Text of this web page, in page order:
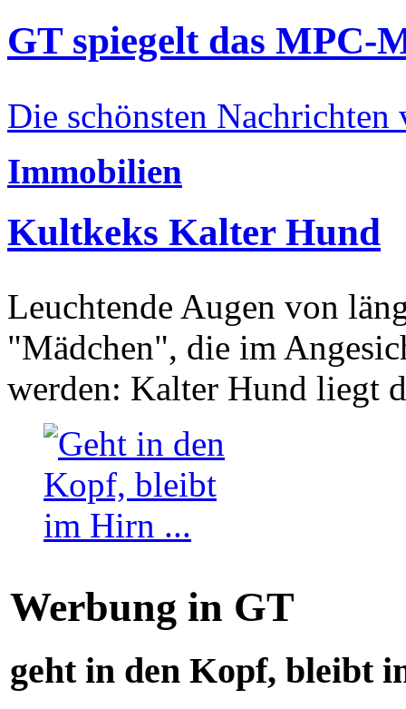
GT spiegelt das MPC-
Die schönsten Nachrichten
Immobilien
Kultkeks Kalter Hund
Leuchtende Augen von
"Mädchen", die im
werden: Kalter Hund liegt
Werbung in GT
geht in den Kopf, bleibt